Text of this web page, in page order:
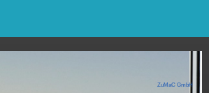
ZuMaC GmbH